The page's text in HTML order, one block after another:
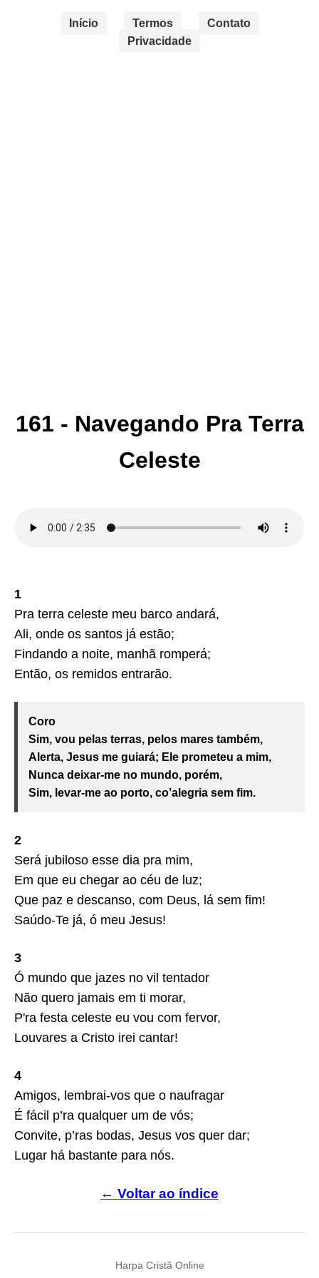
Início Termos
Contato
Privacidade
161 - Navegando Pra Terra
Celeste
1
Pra terra celeste meu barco andará,
Ali, onde os santos já estão;
Findando a noite, manhã romperá;
Então, os remidos entrarão.
Coro
Sim, vou pelas terras, pelos mares também,
Alerta, Jesus me guiará; Ele prometeu a mim,
Nunca deixar-me no mundo, porém,
Sim, levar-me ao porto, co’alegria sem fim.
2
Será jubiloso esse dia pra mim,
Em que eu chegar ao céu de luz;
Que paz e descanso, com Deus, lá sem fim!
Saúdo-Te já, ó meu Jesus!
3
Ó mundo que jazes no vil tentador
Não quero jamais em ti morar,
P'ra festa celeste eu vou com fervor,
Louvares a Cristo irei cantar!
4
Amigos, lembrai-vos que o naufragar
É fácil p’ra qualquer um de vós;
Convite, p’ras bodas, Jesus vos quer dar;
Lugar há bastante para nós.
← Voltar ao índice
Harpa Cristã Online